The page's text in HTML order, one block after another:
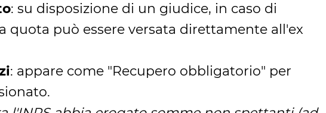
: su disposizione di un giudice, in caso di
quota può essere versata direttamente all'ex
: appare come "Recupero obbligatorio" per